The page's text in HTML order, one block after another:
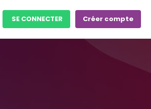
SE CONNECTER Créer compte